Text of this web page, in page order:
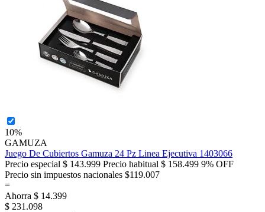
10%
GAMUZA
Juego De Cubiertos Gamuza 24 Pz Linea Ejecutiva 1403066
Precio especial $ 143.999 Precio habitual $ 158.499 9% OFF
Precio sin impuestos nacionales $119.007
=
Ahorra $ 14.399
$ 231.098